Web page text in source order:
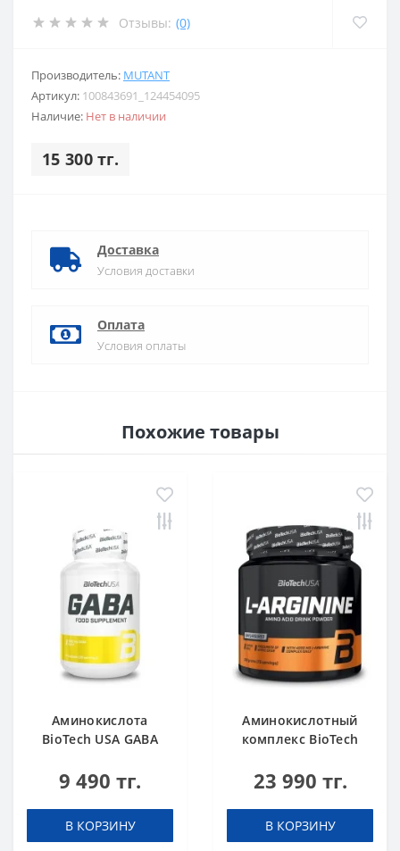
Отзывы: (0)
Производитель: MUTANT
Артикул: 100843691_124454095
Наличие: Нет в наличии
15 300 тг.
Доставка
Условия доставки
Оплата
Условия оплаты
Похожие товары
Аминокислота
BioTech USA GABA
капсул
9 490 тг.
В КОРЗИНУ
Аминокислотный
комплекс BioTech
unflavoured 300 g
23 990 тг.
В КОРЗИНУ